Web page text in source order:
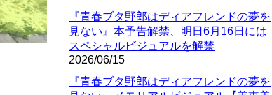
『青春ブタ野郎はディアフレンドの夢を
見ない』本予告解禁、明日6月16日には
スペシャルビジュアルを解禁
2026/06/15
『青春ブタ野郎はディアフレンドの夢を